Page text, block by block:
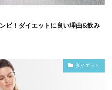
ビ！ダイエットに良い理由&飲み
ダイエット